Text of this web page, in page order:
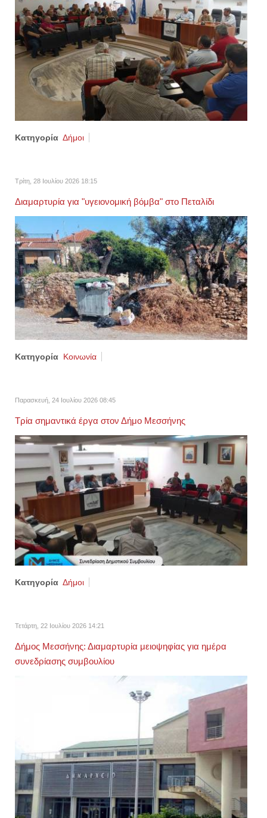
Κατηγορία Δήμοι
Τρίτη, 28 Ιουλίου 2026 18:15
Διαμαρτυρία για "υγειονομική βόμβα" στο Πεταλίδι
Κατηγορία Κοινωνία
Παρασκευή, 24 Ιουλίου 2026 08:45
Τρία σημαντικά έργα στον Δήμο Μεσσήνης
Κατηγορία Δήμοι
Τετάρτη, 22 Ιουλίου 2026 14:21
Δήμος Μεσσήνης: Διαμαρτυρία μειοψηφίας για ημέρα
συνεδρίασης συμβουλίου